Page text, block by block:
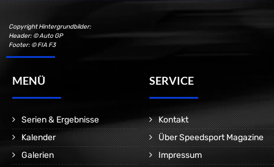
Copyright Hintergrundbilder:
Header: © Auto GP
Footer: © FIA F3
MENÜ
Serien & Ergebnisse
Kalender
Galerien
SERVICE
Kontakt
Über Speedsport Magazine
Impressum